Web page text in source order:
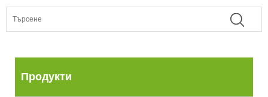
Продукти